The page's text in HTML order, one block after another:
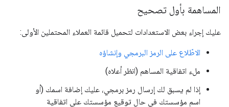
المساهمة بأول تصحيح
عليك إجراء بعض الاستعدادات لتحميل قائمة العملاء المحتملين الأولى:
الاطّلاع على الرمز البرمجي وإنشاؤه
ملء اتفاقية المساهم (انظر أعلاه)
إذا لم يسبق لك إرسال رمز برمجي، عليك إضافة اسمك (أو
اسم مؤسستك في حال توقيع مؤسستك على اتفاقية